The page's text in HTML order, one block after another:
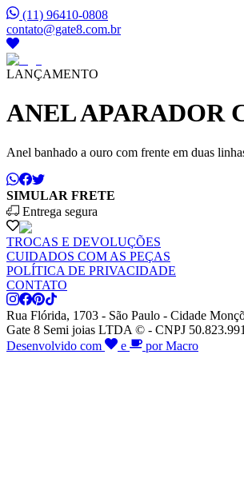
(11) 96410-0808
contato@gate8.com.br
LANÇAMENTO
ANEL APARADOR
Anel banhado a ouro com frente em duas
SIMULAR FRETE
Entrega segura
TROCAS E DEVOLUÇÕES
CUIDADOS COM AS PEÇAS
POLÍTICA DE PRIVACIDADE
CONTATO
Rua Flórida, 1703 - São Paulo - Cidade
Gate 8 Semi joias LTDA © - CNPJ
Desenvolvido com
e por Macro